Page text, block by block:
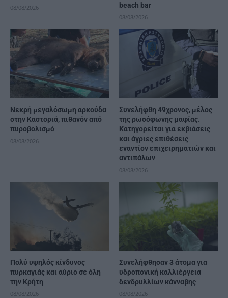
08/08/2026
beach bar
08/08/2026
Νεκρή μεγαλόσωμη αρκούδα
στην Καστοριά, πιθανόν από
πυροβολισμό
08/08/2026
Συνελήφθη 49χρονος, μέλος
της ρωσόφωνης μαφίας.
Κατηγορείται για εκβιάσεις
και άγριες επιθέσεις
εναντίον επιχειρηματιών και
αντιπάλων
08/08/2026
Πολύ υψηλός κίνδυνος
πυρκαγιάς και αύριο σε όλη
την Κρήτη
08/08/2026
Συνελήφθησαν 3 άτομα για
υδροπονική καλλιέργεια
δενδρυλλίων κάνναβης
08/08/2026